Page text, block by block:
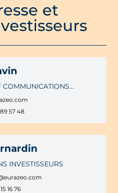
et
COMMUNICATIONS
57 48
INVESTISSEURS
16 76